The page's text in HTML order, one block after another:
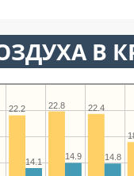
В
22.4
22.8
22.2
14.8
14.9
14.1